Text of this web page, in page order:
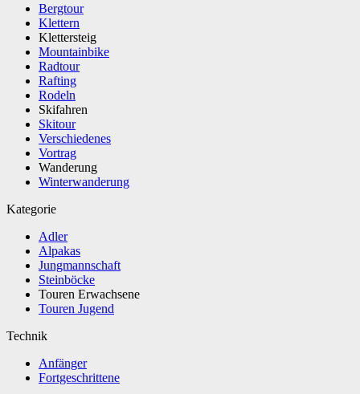
Bergtour
Klettern
Klettersteig
Mountainbike
Radtour
Rafting
Rodeln
Skifahren
Skitour
Verschiedenes
Vortrag
Wanderung
Winterwanderung
Kategorie
Adler
Alpakas
Jungmannschaft
Steinböcke
Touren Erwachsene
Touren Jugend
Technik
Anfänger
Fortgeschrittene